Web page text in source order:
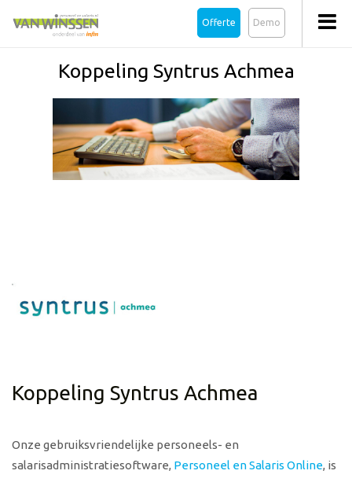
Demo
Offerte
Koppeling Syntrus Achmea
Koppeling Syntrus Achmea
Onze gebruiksvriendelijke personeels- en
salarisadministratiesoftware, Personeel en Salaris Online, is